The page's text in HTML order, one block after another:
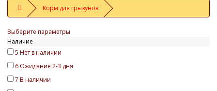
Корм для грызунов
Выберите параметры
Наличие
5 Нет в наличии
6 Ожидание 2-3 дня
7 В наличии